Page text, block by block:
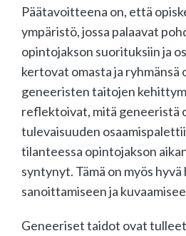
Päätavoitteena on, että
ympäristö, jossa palaavat
opintojakson suorituksiin ja
kertovat omasta ja ryhmänsä
geneeristen taitojen
reflektoivat, mitä geneeristä
tulevaisuuden
tilanteessa opintojakson
syntynyt. Tämä on myös
sanoittamiseen ja
Geneeriset taidot ovat